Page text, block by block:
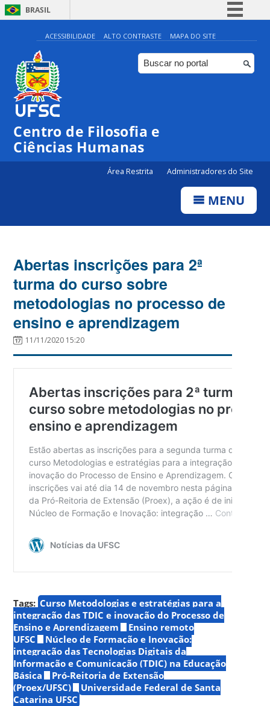
BRASIL
Simplifique!
Comunica BR
Participe
ACESSIBILIDADE ALTO CONTRASTE MAPA DO SITE
Centro de Filosofia e
Ciências Humanas
Área Restrita Administradores do Site
MENU
Abertas inscrições para 2ª
turma do curso sobre
metodologias no processo de
ensino e aprendizagem
11/11/2020 15:20
Tags: Curso Metodologias e estratégias para a
integração das TDIC e inovação do Processo de
Ensino e Aprendizagem
Ensino remoto
UFSC
Núcleo de Formação e Inovação:
integração das Tecnologias Digitais da
Informação e Comunicação (TDIC) na Educação
Básica
Pró-Reitoria de Extensão
(Proex/UFSC)
Universidade Federal de Santa
Catarina UFSC